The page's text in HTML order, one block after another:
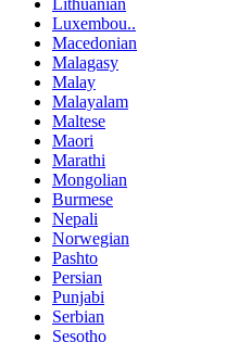
Lithuanian
Luxembou..
Macedonian
Malagasy
Malay
Malayalam
Maltese
Maori
Marathi
Mongolian
Burmese
Nepali
Norwegian
Pashto
Persian
Punjabi
Serbian
Sesotho